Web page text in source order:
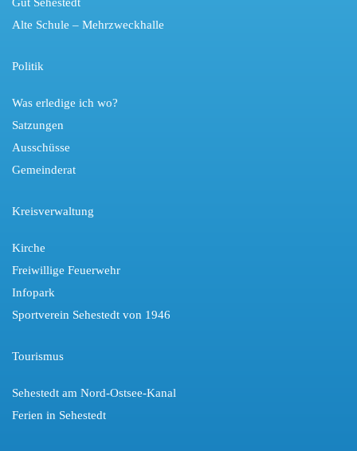
Alte Schule – Mehrzweckhalle
Politik
Was erledige ich wo?
Satzungen
Ausschüsse
Gemeinderat
Kreisverwaltung
Kirche
Freiwillige Feuerwehr
Infopark
Sportverein Sehestedt von 1946
Tourismus
Sehestedt am Nord-Ostsee-Kanal
Ferien in Sehestedt